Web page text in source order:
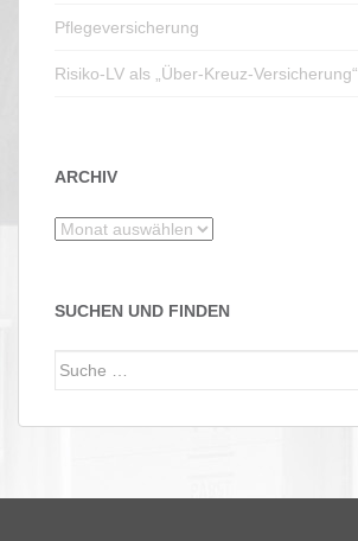
Pflegeversicherung
Risiko-LV als „Über-Kreuz-Versicherung“
ARCHIV
Archiv
SUCHEN UND FINDEN
Suche